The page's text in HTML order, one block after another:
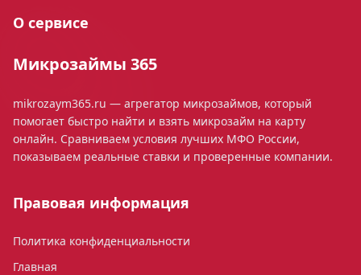
О сервисе
Микрозаймы 365
mikrozaym365.ru — агрегатор микрозаймов, который
помогает быстро найти и взять микрозайм на карту
онлайн. Сравниваем условия лучших МФО России,
показываем реальные ставки и проверенные компании.
Правовая информация
Политика конфиденциальности
Главная